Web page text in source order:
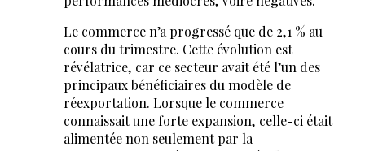
Le commerce n’a progressé que de 2,1 % au
cours du trimestre. Cette évolution est
révélatrice, car ce secteur avait été l’un des
principaux bénéficiaires du modèle de
réexportation. Lorsque le commerce
connaissait une forte expansion, celle-ci était
alimentée non seulement par la